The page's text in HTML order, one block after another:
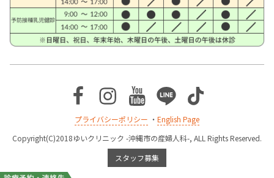
Facebook
Instagram
Youtube
LineTikTok
プライバシーポリシー ・ English Page
Copyright(C)2018ゆいクリニック -沖縄市の産婦人科-, ALL Rights Reserved.
スタッフ募集